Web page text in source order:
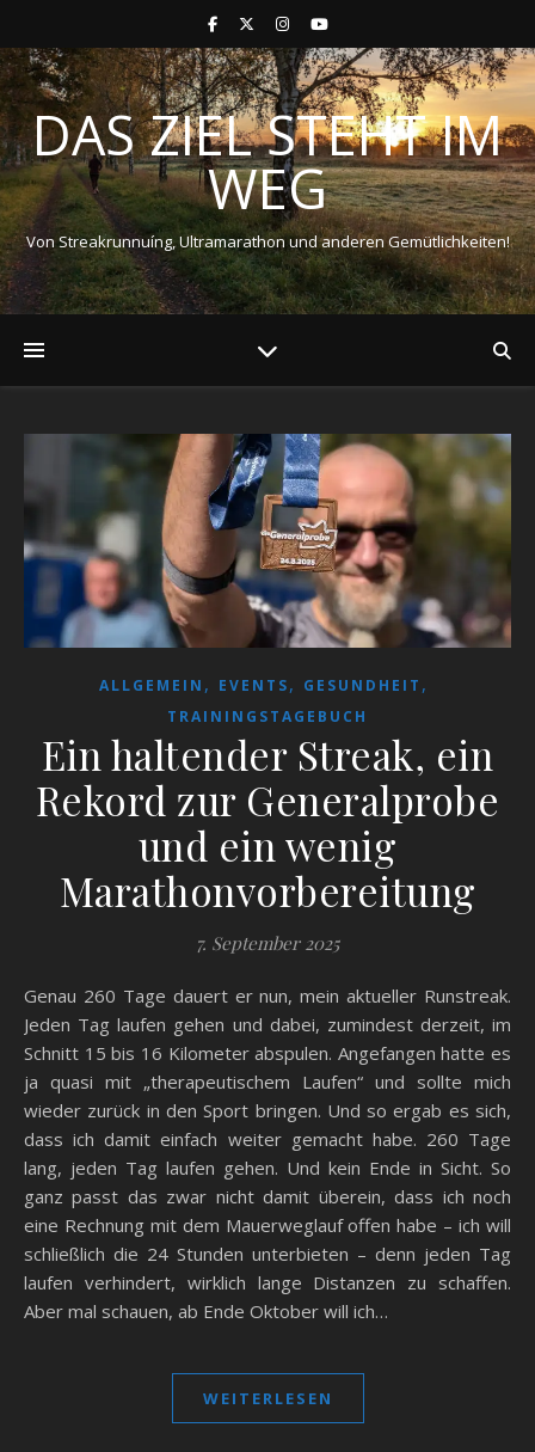
DAS ZIEL STEHT IM
WEG
Von Streakrunnuíng, Ultramarathon und anderen Gemütlichkeiten!
ALLGEMEIN , EVENTS, GESUNDHEIT ,
TRAININGSTAGEBUCH
Ein haltender Streak, ein
Rekord zur Generalprobe
und ein wenig
Marathonvorbereitung
7. September 2025
Genau 260 Tage dauert er nun, mein aktueller Runstreak.
Jeden Tag laufen gehen und dabei, zumindest derzeit, im
Schnitt 15 bis 16 Kilometer abspulen. Angefangen hatte es
ja quasi mit „therapeutischem Laufen“ und sollte mich
wieder zurück in den Sport bringen. Und so ergab es sich,
dass ich damit einfach weiter gemacht habe. 260 Tage
lang, jeden Tag laufen gehen. Und kein Ende in Sicht. So
ganz passt das zwar nicht damit überein, dass ich noch
eine Rechnung mit dem Mauerweglauf offen habe – ich will
schließlich die 24 Stunden unterbieten – denn jeden Tag
laufen verhindert, wirklich lange Distanzen zu schaffen.
Aber mal schauen, ab Ende Oktober will ich…
WEITERLESEN